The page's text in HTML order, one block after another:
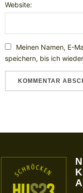
Website:
Meinen Namen, E-
speichern, bis ich